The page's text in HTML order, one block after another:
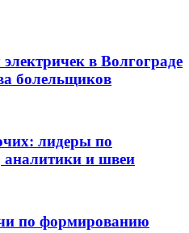
в Волгограде
болельщиков
лидеры по
и швеи
по формированию